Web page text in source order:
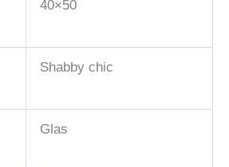
40×50
Shabby chic
Glas